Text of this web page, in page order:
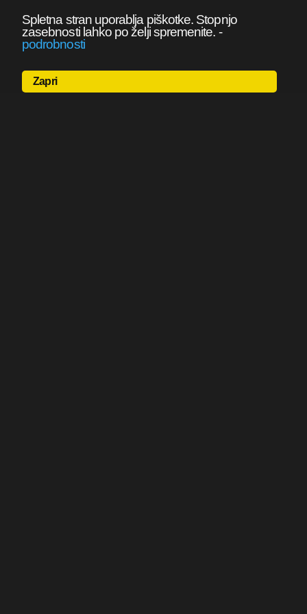
Spletna stran uporablja piškotke. Stopnjo
zasebnosti lahko po želji spremenite. -
podrobnosti
Zapri